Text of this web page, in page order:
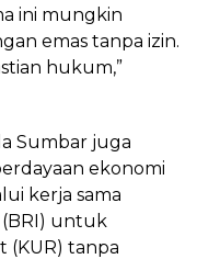
ini mungkin
emas tanpa izin.
hukum,”
Sumbar juga
ekonomi
kerja sama
(BRI) untuk
(KUR) tanpa